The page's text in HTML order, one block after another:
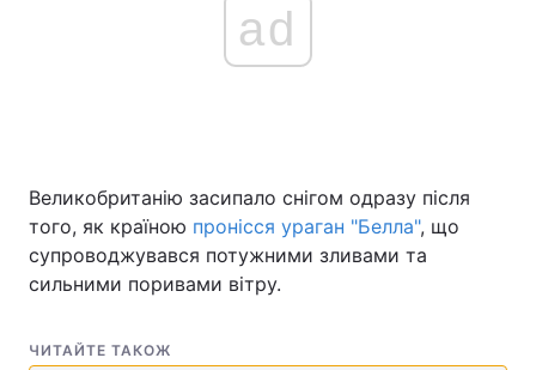
ad
Великобританію засипало снігом одразу після
того, як країною пронісся ураган "Белла", що
супроводжувався потужними зливами та
сильними поривами вітру.
ЧИТАЙТЕ ТАКОЖ